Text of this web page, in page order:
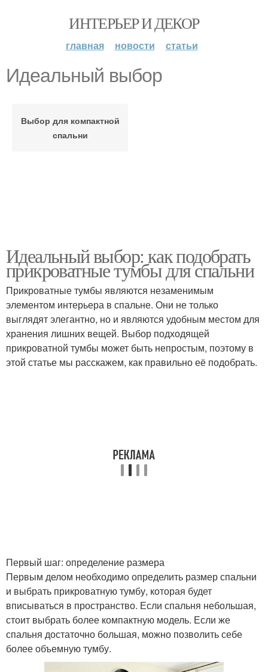
ИНТЕРЬЕР И ДЕКОР
главная новости статьи
Идеальный выбор
Выбор для компактной
спальни
Идеальный выбор: как подобрать
прикроватные тумбы для спальни
Прикроватные тумбы являются незаменимым
элементом интерьера в спальне. Они не только
выглядят элегантно, но и являются удобным местом для
хранения лишних вещей. Выбор подходящей
прикроватной тумбы может быть непростым, поэтому в
этой статье мы расскажем, как правильно её подобрать.
Первый шаг: определение размера
Первым делом необходимо определить размер спальни
и выбрать прикроватную тумбу, которая будет
вписываться в пространство. Если спальня небольшая,
стоит выбрать более компактную модель. Если же
спальня достаточно большая, можно позволить себе
более объемную тумбу.